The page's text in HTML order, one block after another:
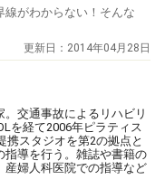
線がわからない！そんな
更新日： 2014年04月28日
交通事故によるリハビリ
を経て2006年ピラティス
携スタジオを第2の拠点と
指導を行う。雑誌や書籍の
産婦人科医院での指導など